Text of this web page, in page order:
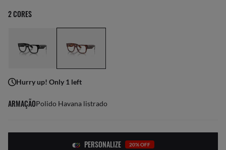
2 CORES
Hurry up! Only 1 left
ARMAÇÃOPolido Havana listrado
PERSONALIZE 20% OFF